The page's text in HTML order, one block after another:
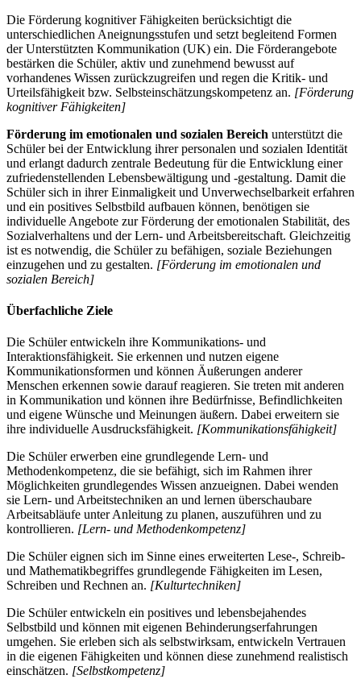
Die Förderung kognitiver Fähigkeiten berücksichtigt die
unterschiedlichen Aneignungsstufen und setzt begleitend Formen
der Unterstützten Kommunikation (UK) ein. Die Förderangebote
bestärken die Schüler, aktiv und zunehmend bewusst auf
vorhandenes Wissen zurückzugreifen und regen die Kritik- und
Urteilsfähigkeit bzw. Selbsteinschätzungskompetenz an. [Förderung
kognitiver Fähigkeiten]
Förderung im emotionalen und sozialen Bereich unterstützt die
Schüler bei der Entwicklung ihrer personalen und sozialen Identität
und erlangt dadurch zentrale Bedeutung für die Entwicklung einer
zufriedenstellenden Lebensbewältigung und -gestaltung. Damit die
Schüler sich in ihrer Einmaligkeit und Unverwechselbarkeit erfahren
und ein positives Selbstbild aufbauen können, benötigen sie
individuelle Angebote zur Förderung der emotionalen Stabilität, des
Sozialverhaltens und der Lern- und Arbeitsbereitschaft. Gleichzeitig
ist es notwendig, die Schüler zu befähigen, soziale Beziehungen
einzugehen und zu gestalten. [Förderung im emotionalen und
sozialen Bereich]
Überfachliche Ziele
Die Schüler entwickeln ihre Kommunikations- und
Interaktionsfähigkeit. Sie erkennen und nutzen eigene
Kommunikationsformen und können Äußerungen anderer
Menschen erkennen sowie darauf reagieren. Sie treten mit anderen
in Kommunikation und können ihre Bedürfnisse, Befindlichkeiten
und eigene Wünsche und Meinungen äußern. Dabei erweitern sie
ihre individuelle Ausdrucksfähigkeit. [Kommunikationsfähigkeit]
Die Schüler erwerben eine grundlegende Lern- und
Methodenkompetenz, die sie befähigt, sich im Rahmen ihrer
Möglichkeiten grundlegendes Wissen anzueignen. Dabei wenden
sie Lern- und Arbeitstechniken an und lernen überschaubare
Arbeitsabläufe unter Anleitung zu planen, auszuführen und zu
kontrollieren. [Lern- und Methodenkompetenz]
Die Schüler eignen sich im Sinne eines erweiterten Lese-, Schreib-
und Mathematikbegriffes grundlegende Fähigkeiten im Lesen,
Schreiben und Rechnen an. [Kulturtechniken]
Die Schüler entwickeln ein positives und lebensbejahendes
Selbstbild und können mit eigenen Behinderungserfahrungen
umgehen. Sie erleben sich als selbstwirksam, entwickeln Vertrauen
in die eigenen Fähigkeiten und können diese zunehmend realistisch
einschätzen. [Selbstkompetenz]